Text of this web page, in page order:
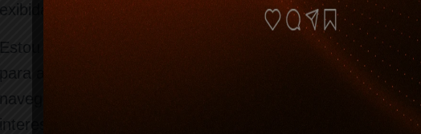
exibidas para você.
Estou sendo perseguido (a)? Cookies maliciosos: Estes
para armazenar e acompanhar sua atividade online. Eles
navegação ao longo do tempo para construir o seu perfil,
interesses. Uma vez que ele fica bem completo, há uma